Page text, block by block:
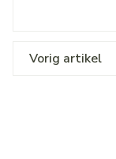
Vorig artikel